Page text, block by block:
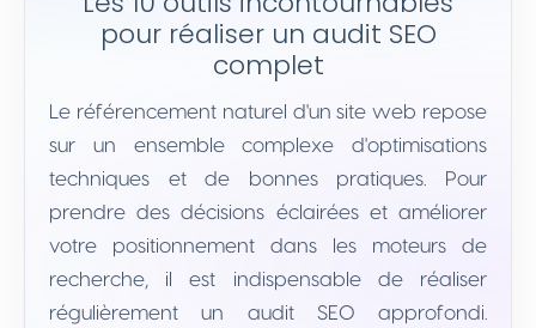
pour réaliser un audit SEO
complet
Le référencement naturel d'un site web repose
sur un ensemble complexe d'optimisations
techniques et de bonnes pratiques. Pour
prendre des décisions éclairées et améliorer
votre positionnement dans les moteurs de
recherche, il est indispensable de réaliser
régulièrement un audit SEO approfondi.